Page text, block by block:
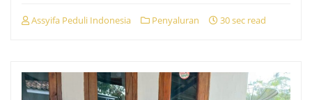
Assyifa Peduli Indonesia Penyaluran 30 sec read